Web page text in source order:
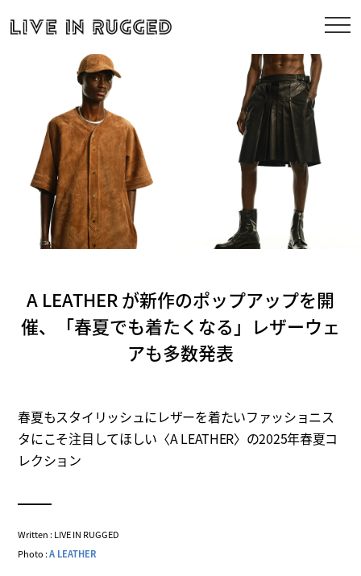
A LEATHER が新作のポップアップを開
催、「春夏でも着たくなる」レザーウェ
アも多数発表
春夏もスタイリッシュにレザーを着たいファッショニス
タにこそ注目してほしい〈A LEATHER〉の2025年春夏コ
レクション
Written : LIVE IN RUGGED
Photo :A LEATHER